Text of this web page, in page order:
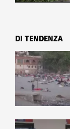
DI TENDENZA